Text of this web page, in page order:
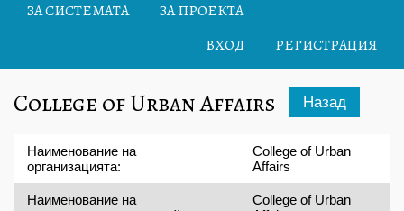
ЗА СИСТЕМАТА
ЗА ПРОЕКТА
ВХОД
РЕГИСТРАЦИЯ
College of Urban Affairs Назад
Наименование на
организацията:
College of Urban
Affairs
Наименование на
College of Urban